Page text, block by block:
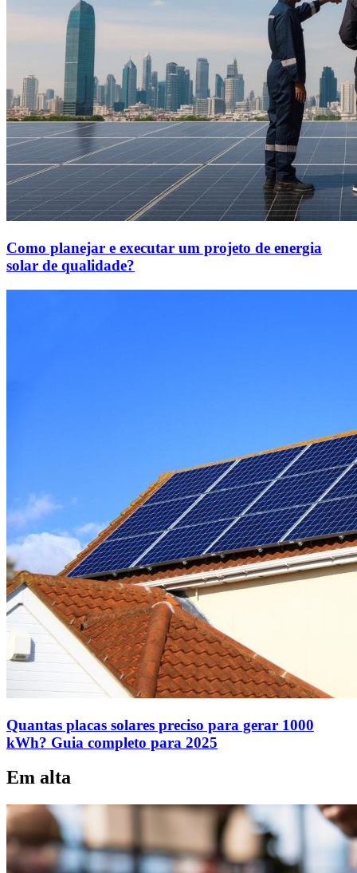
Como planejar e executar um projeto de energia
solar de qualidade?
Quantas placas solares preciso para gerar 1000
kWh? Guia completo para 2025
Em alta